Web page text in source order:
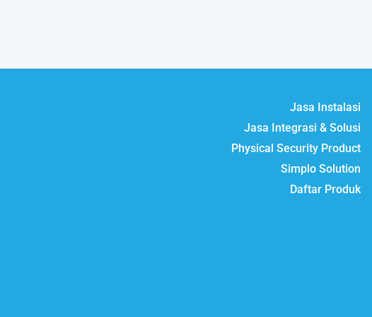
Jasa Instalasi
Jasa Integrasi & Solusi
Physical Security Product
Simplo Solution
Daftar Produk